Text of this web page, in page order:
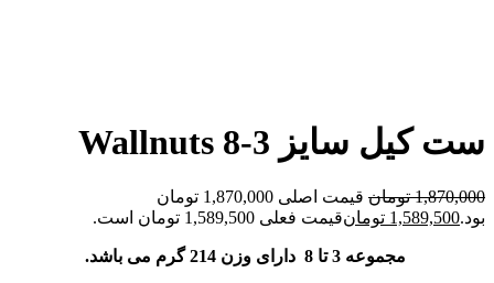
ست کیل سایز 3-8 Wallnuts
1,870,000 تومان
قیمت اصلی 1,870,000 تومان
بود.1,589,500 تومانقیمت فعلی 1,589,500 تومان است.
مجموعه 3 تا 8 دارای وزن 214 گرم می باشد.